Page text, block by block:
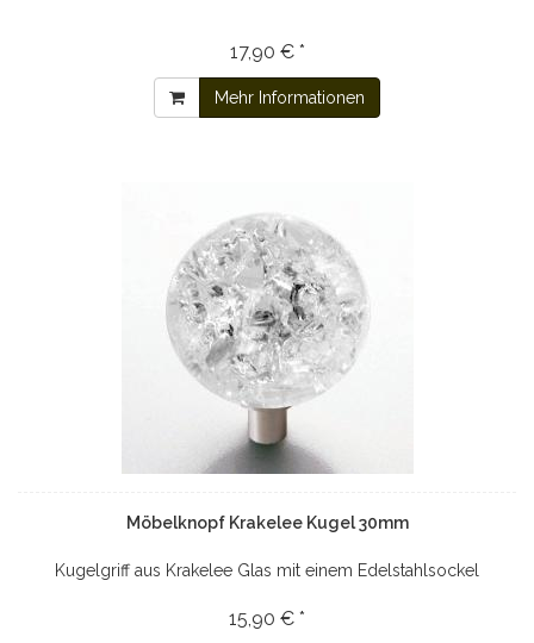
17,90 € *
Mehr Informationen
Möbelknopf Krakelee Kugel 30mm
Kugelgriff aus Krakelee Glas mit einem Edelstahlsockel
15,90 € *